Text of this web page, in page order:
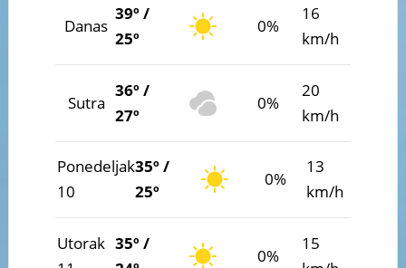
Danas
39º /
25º
0%
16
km/h
Sutra
36º /
27º
0%
20
km/h
Ponedeljak
10
35º /
25º
0%
13
km/h
Utorak 35º /
0%
15